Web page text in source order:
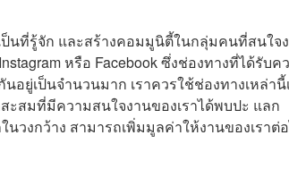
นที่รู้จัก และสร้างคอมมูนิตี้ในกลุ่มคนที่สนใจ
หรือ Facebook ซึ่งช่องทางที่ได้รับค
ยู่เป็นจำนวนมาก เราควรใช้ช่องทางเหล่านี้
สมที่มีความสนใจงานของเราได้พบปะ แลก
วงกว้าง สามารถเพิ่มมูลค่าให้งานของเราต่